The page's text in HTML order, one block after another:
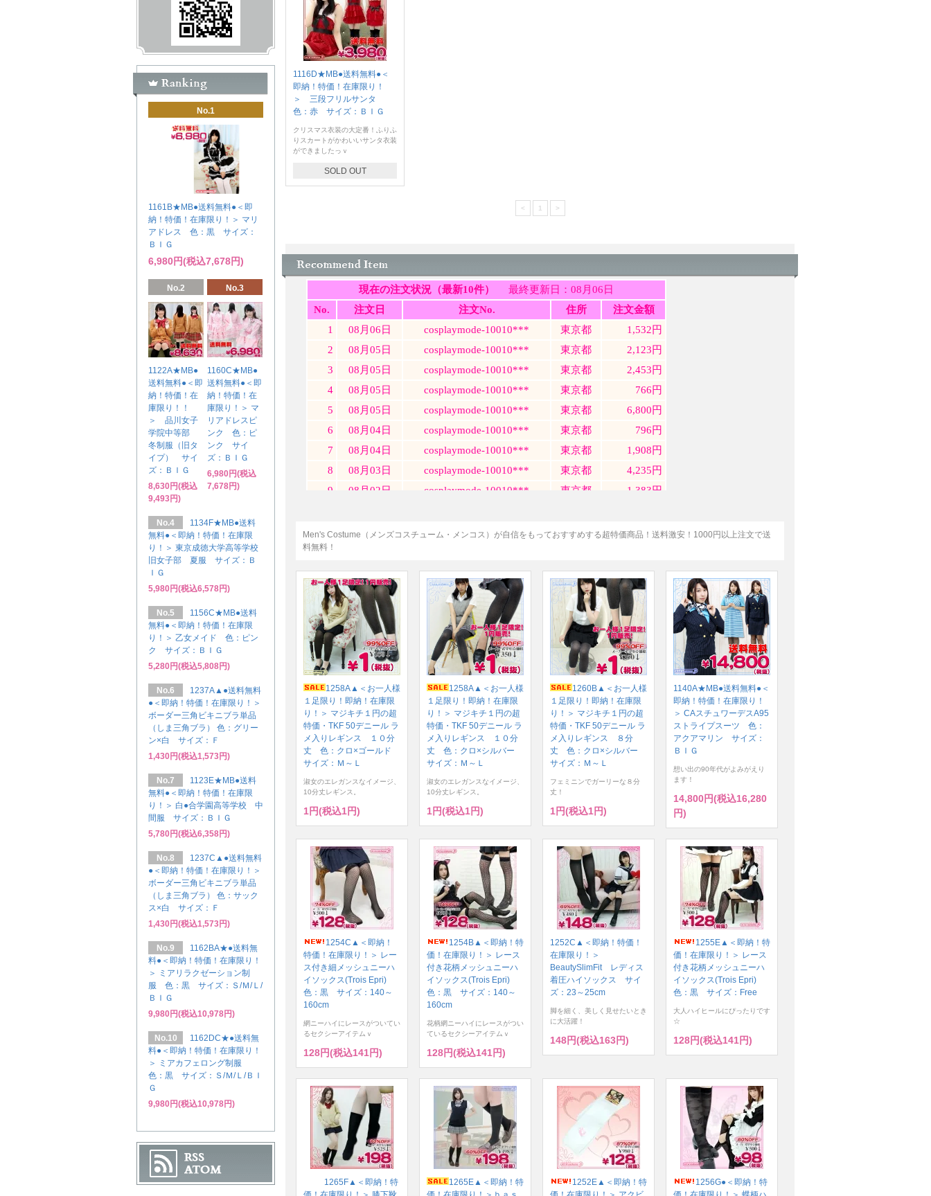
1116D★MB●送料無料●＜
即納！特価！在庫限り！
＞ 三段フリルサンタ
色：赤 サイズ：ＢＩＧ
クリスマス衣装の大定番！ふりふ
りスカートがかわいいサンタ衣装
ができましたっｖ
SOLD OUT
< 1 >
Men's Costume（メンズコスチューム・メンコス）の販売状況最新版！毎日どんどん売れてます！
Men's Costume（メンズコスチューム・メンコス）が自信をもっておすすめする超特価商品！送料激安！1000円以上注文で送
料無料！
1258A▲＜お一人様
１足限り！即納！在庫限
り！＞ マジキチ１円の超
特価・TKF 50デニール ラ
メ入りレギンス １０分
丈 色：クロ×ゴールド
サイズ：Ｍ～Ｌ
淑女のエレガンスなイメージ、
10分丈レギンス。
1円(税込1円)
1258A▲＜お一人様
１足限り！即納！在庫限
り！＞ マジキチ１円の超
特価・TKF 50デニール ラ
メ入りレギンス １０分
丈 色：クロ×シルバー
サイズ：Ｍ～Ｌ
淑女のエレガンスなイメージ、
10分丈レギンス。
1円(税込1円)
1260B▲＜お一人様
１足限り！即納！在庫限
り！＞ マジキチ１円の超
特価・TKF 50デニール ラ
メ入りレギンス ８分
丈 色：クロ×シルバー
サイズ：Ｍ～Ｌ
フェミニンでガーリーな８分
丈！
1円(税込1円)
1140A★MB●送料無料●＜
即納！特価！在庫限り！
＞ CAスチュワーデスA95
ストライプスーツ 色：
アクアマリン サイズ：
ＢＩＧ
想い出の90年代がよみがえり
ます！
14,800円(税込16,280
円)
1254C▲＜即納！
特価！在庫限り！＞ レー
ス付き細メッシュニーハ
イソックス(Trois Epri)
色：黒 サイズ：140～
160cm
網ニーハイにレースがついてい
るセクシーアイテムｖ
128円(税込141円)
1254B▲＜即納！特
価！在庫限り！＞ レース
付き花柄メッシュニーハ
イソックス(Trois Epri)
色：黒 サイズ：140～
160cm
花柄網ニーハイにレースがつい
ているセクシーアイテムｖ
128円(税込141円)
1252C▲＜即納！特価！
在庫限り！＞
BeautySlimFit レディス
着圧ハイソックス サイ
ズ：23～25cm
脚を細く、美しく見せたいとき
に大活躍！
148円(税込163円)
1255E▲＜即納！特
価！在庫限り！＞ レース
付き花柄メッシュニーハ
イソックス(Trois Epri)
色：黒 サイズ：Free
大人ハイヒールにぴったりです
☆
128円(税込141円)
1265F▲＜即納！特
1265E▲＜即納！特
1252E▲＜即納！特
1256G●＜即納！特
No.1
1161B★MB●送料無料●＜即
納！特価！在庫限り！＞ マリ
アドレス 色：黒 サイズ：
ＢＩＧ
6,980円(税込7,678円)
No.2
1122A★MB●
送料無料●＜即
納！特価！在
庫限り！！
＞ 品川女子
学院中等部
冬制服（旧タ
イプ） サイ
ズ：ＢＩＧ
8,630円(税込
9,493円)
No.3
1160C★MB●
送料無料●＜即
納！特価！在
庫限り！＞ マ
リアドレスピ
ンク 色：ピ
ンク サイ
ズ：ＢＩＧ
6,980円(税込
7,678円)
No.4
1134F★MB●送料
無料●＜即納！特価！在庫限
り！＞ 東京成徳大学高等学校
旧女子部 夏服 サイズ：Ｂ
ＩＧ
5,980円(税込6,578円)
No.5
1156C★MB●送料
無料●＜即納！特価！在庫限
り！＞ 乙女メイド 色：ピン
ク サイズ：ＢＩＧ
5,280円(税込5,808円)
No.6
1237A▲●送料無料
●＜即納！特価！在庫限り！＞
ボーダー三角ビキニブラ単品
（しま三角ブラ） 色：グリー
ン×白 サイズ：Ｆ
1,430円(税込1,573円)
No.7
1123E★MB●送料
無料●＜即納！特価！在庫限
り！＞ 白●合学園高等学校 中
間服 サイズ：ＢＩＧ
5,780円(税込6,358円)
No.8
1237C▲●送料無料
●＜即納！特価！在庫限り！＞
ボーダー三角ビキニブラ単品
（しま三角ブラ） 色：サック
ス×白 サイズ：Ｆ
1,430円(税込1,573円)
No.9
1162BA★●送料無
料●＜即納！特価！在庫限り！
＞ ミアリラクゼーション制
服 色：黒 サイズ：Ｓ/Ｍ/Ｌ/
ＢＩＧ
9,980円(税込10,978円)
No.10
1162DC★●送料無
料●＜即納！特価！在庫限り！
＞ ミアカフェロング制服
色：黒 サイズ：Ｓ/Ｍ/Ｌ/ＢＩ
Ｇ
9,980円(税込10,978円)